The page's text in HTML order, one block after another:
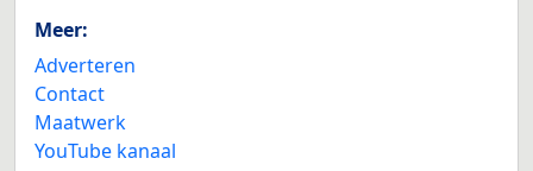
Meer:
Adverteren
Contact
Maatwerk
YouTube kanaal